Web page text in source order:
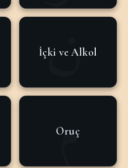
İçki ve Alkol
Oruç